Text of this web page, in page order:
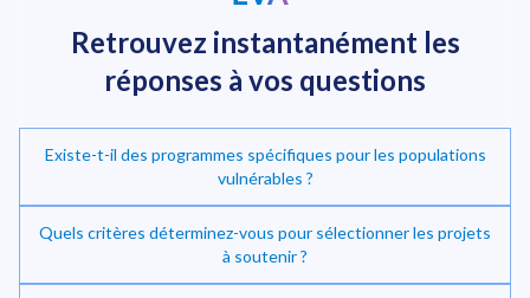
Retrouvez instantanément les
réponses à vos questions
Existe-t-il des programmes spécifiques pour les populations
vulnérables ?
Quels critères déterminez-vous pour sélectionner les projets
à soutenir ?